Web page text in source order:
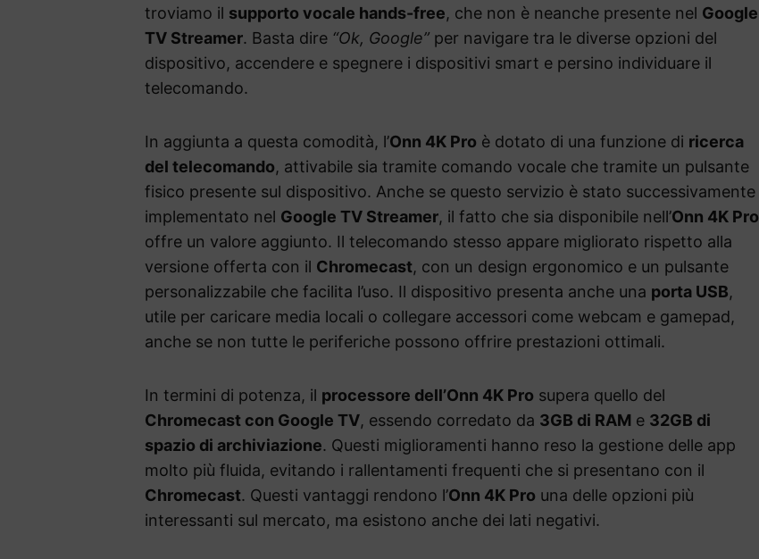
troviamo il supporto vocale hands-free, che non è neanche presente nel Google
TV Streamer. Basta dire “Ok, Google” per navigare tra le diverse opzioni del
dispositivo, accendere e spegnere i dispositivi smart e persino individuare il
telecomando.
In aggiunta a questa comodità, l’Onn 4K Pro è dotato di una funzione di ricerca
del telecomando, attivabile sia tramite comando vocale che tramite un pulsante
fisico presente sul dispositivo. Anche se questo servizio è stato successivamente
implementato nel Google TV Streamer, il fatto che sia disponibile nell’Onn 4K Pro
offre un valore aggiunto. Il telecomando stesso appare migliorato rispetto alla
versione offerta con il Chromecast, con un design ergonomico e un pulsante
personalizzabile che facilita l’uso. Il dispositivo presenta anche una porta USB,
utile per caricare media locali o collegare accessori come webcam e gamepad,
anche se non tutte le periferiche possono offrire prestazioni ottimali.
In termini di potenza, il processore dell’Onn 4K Pro supera quello del
Chromecast con Google TV, essendo corredato da 3GB di RAM e 32GB di
spazio di archiviazione. Questi miglioramenti hanno reso la gestione delle app
molto più fluida, evitando i rallentamenti frequenti che si presentano con il
Chromecast. Questi vantaggi rendono l’Onn 4K Pro una delle opzioni più
interessanti sul mercato, ma esistono anche dei lati negativi.